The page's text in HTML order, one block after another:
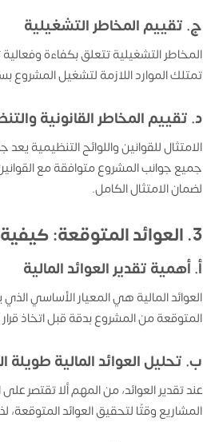
ج. تقييم المخاطر التشغيلية
المخاطر التشغيلية تتعلق بكفاءة
تمتلك الموارد اللازمة لتشغيل
د. تقييم المخاطر القانونية
الامتثال للقوانين واللوائح التنظيمية
جميع جوانب المشروع متوافقة مع
لضمان الامتثال الكامل.
3. العوائد المتوقعة: كيفية تقدير الربحية قبل البدء؟
أ. أهمية تقدير العوائد المالية
العوائد المالية هي المعيار الأساسي
المتوقعة من المشروع بدقة قبل اتخاذ
ب. تحليل العوائد المالية طويلة
عند تقدير العوائد، من المهم ألا تقتصر
المشاريع وقتًا لتحقيق العوائد